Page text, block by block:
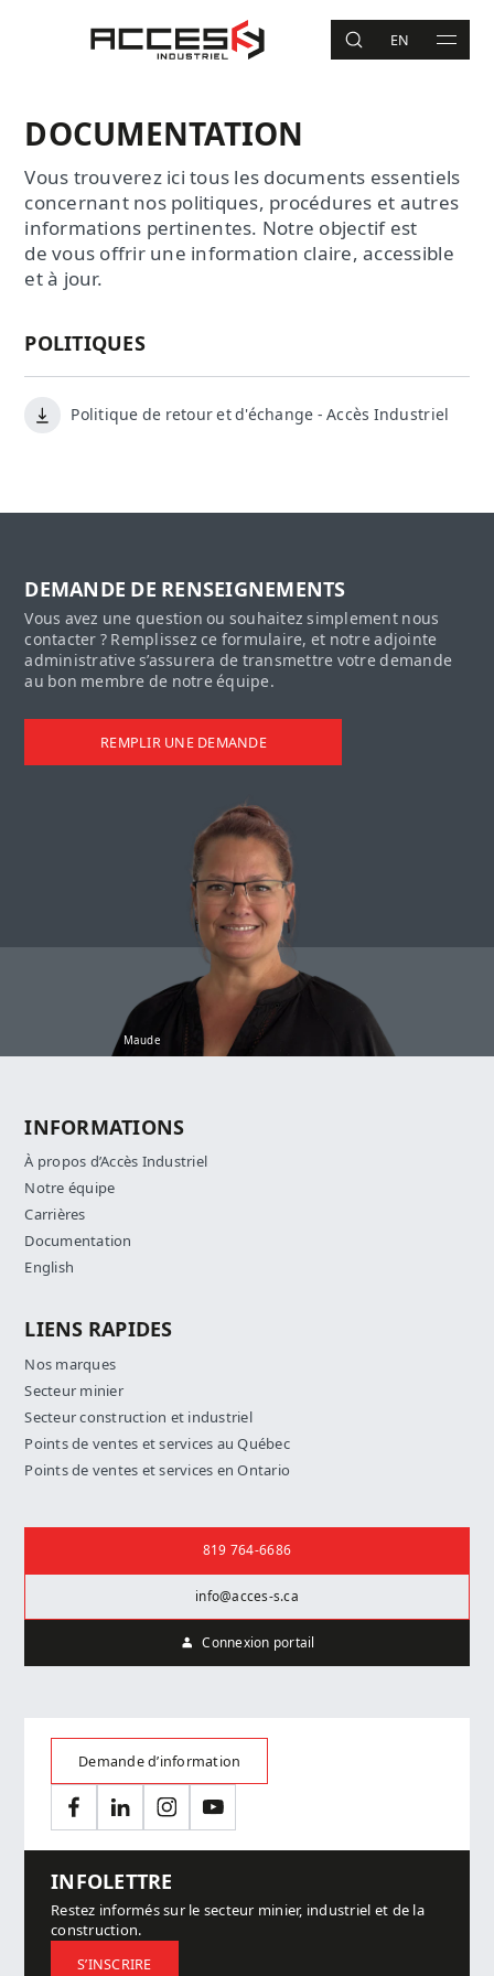
Accès Industriel
RECHERCHE
EN MAIN
Recherche
DOCUMENTATION
Vous trouverez ici tous les documents essentiels
concernant nos politiques, procédures et autres
informations pertinentes. Notre objectif est
de vous offrir une information claire, accessible
et à jour.
POLITIQUES
Politique de retour et d'échange - Accès Industriel
DEMANDE DE RENSEIGNEMENTS
Vous avez une question ou souhaitez simplement nous
contacter ? Remplissez ce formulaire, et notre adjointe
administrative s’assurera de transmettre votre demande
au bon membre de notre équipe.
REMPLIR UNE DEMANDE
Maude
INFORMATIONS
À propos d’Accès Industriel
Notre équipe
Carrières
Documentation
English
LIENS RAPIDES
Nos marques
Secteur minier
Secteur construction et industriel
Points de ventes et services au Québec
Points de ventes et services en Ontario
819 764-6686
info@acces-s.ca
Connexion portail
Demande d’information
FacebookLinkedInInstagramYouTube
INFOLETTRE
Restez informés sur le secteur minier, industriel et de la
construction.
S’INSCRIRE